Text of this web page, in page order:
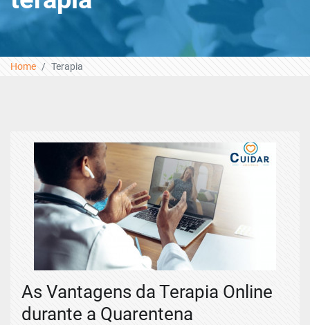
Home Terapia
As Vantagens da Terapia Online
durante a Quarentena